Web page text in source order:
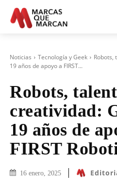
Noticias Tecnología y Geek
Robots,
19 años de apoyo a FIRST...
Robots,
creatividad:
19 años de
FIRST
16 enero, 2025